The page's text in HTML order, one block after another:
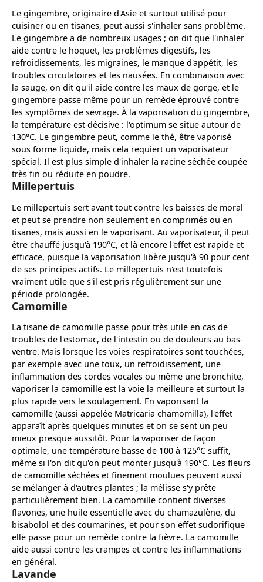
Le gingembre, originaire d'Asie et surtout utilisé pour
cuisiner ou en tisanes, peut aussi s'inhaler sans problème.
Le gingembre a de nombreux usages ; on dit que l'inhaler
aide contre le hoquet, les problèmes digestifs, les
refroidissements, les migraines, le manque d'appétit, les
troubles circulatoires et les nausées. En combinaison avec
la sauge, on dit qu'il aide contre les maux de gorge, et le
gingembre passe même pour un remède éprouvé contre
les symptômes de sevrage. À la vaporisation du gingembre,
la température est décisive : l'optimum se situe autour de
130°C. Le gingembre peut, comme le thé, être vaporisé
sous forme liquide, mais cela requiert un vaporisateur
spécial. Il est plus simple d'inhaler la racine séchée coupée
très fin ou réduite en poudre.
Millepertuis
Le millepertuis sert avant tout contre les baisses de moral
et peut se prendre non seulement en comprimés ou en
tisanes, mais aussi en le vaporisant. Au vaporisateur, il peut
être chauffé jusqu'à 190°C, et là encore l'effet est rapide et
efficace, puisque la vaporisation libère jusqu'à 90 pour cent
de ses principes actifs. Le millepertuis n'est toutefois
vraiment utile que s'il est pris régulièrement sur une
période prolongée.
Camomille
La tisane de camomille passe pour très utile en cas de
troubles de l'estomac, de l'intestin ou de douleurs au bas-
ventre. Mais lorsque les voies respiratoires sont touchées,
par exemple avec une toux, un refroidissement, une
inflammation des cordes vocales ou même une bronchite,
vaporiser la camomille est la voie la meilleure et surtout la
plus rapide vers le soulagement. En vaporisant la
camomille (aussi appelée Matricaria chamomilla), l'effet
apparaît après quelques minutes et on se sent un peu
mieux presque aussitôt. Pour la vaporiser de façon
optimale, une température basse de 100 à 125°C suffit,
même si l'on dit qu'on peut monter jusqu'à 190°C. Les fleurs
de camomille séchées et finement moulues peuvent aussi
se mélanger à d'autres plantes ; la mélisse s'y prête
particulièrement bien. La camomille contient diverses
flavones, une huile essentielle avec du chamazulène, du
bisabolol et des coumarines, et pour son effet sudorifique
elle passe pour un remède contre la fièvre. La camomille
aide aussi contre les crampes et contre les inflammations
en général.
Lavande